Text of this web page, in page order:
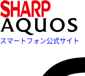
スマートフォン公式サイト